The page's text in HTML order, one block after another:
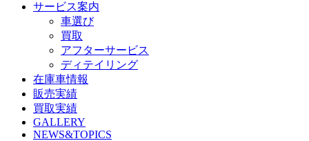
サービス案内
車選び
買取
アフターサービス
ディテイリング
在庫車情報
販売実績
買取実績
GALLERY
NEWS&TOPICS